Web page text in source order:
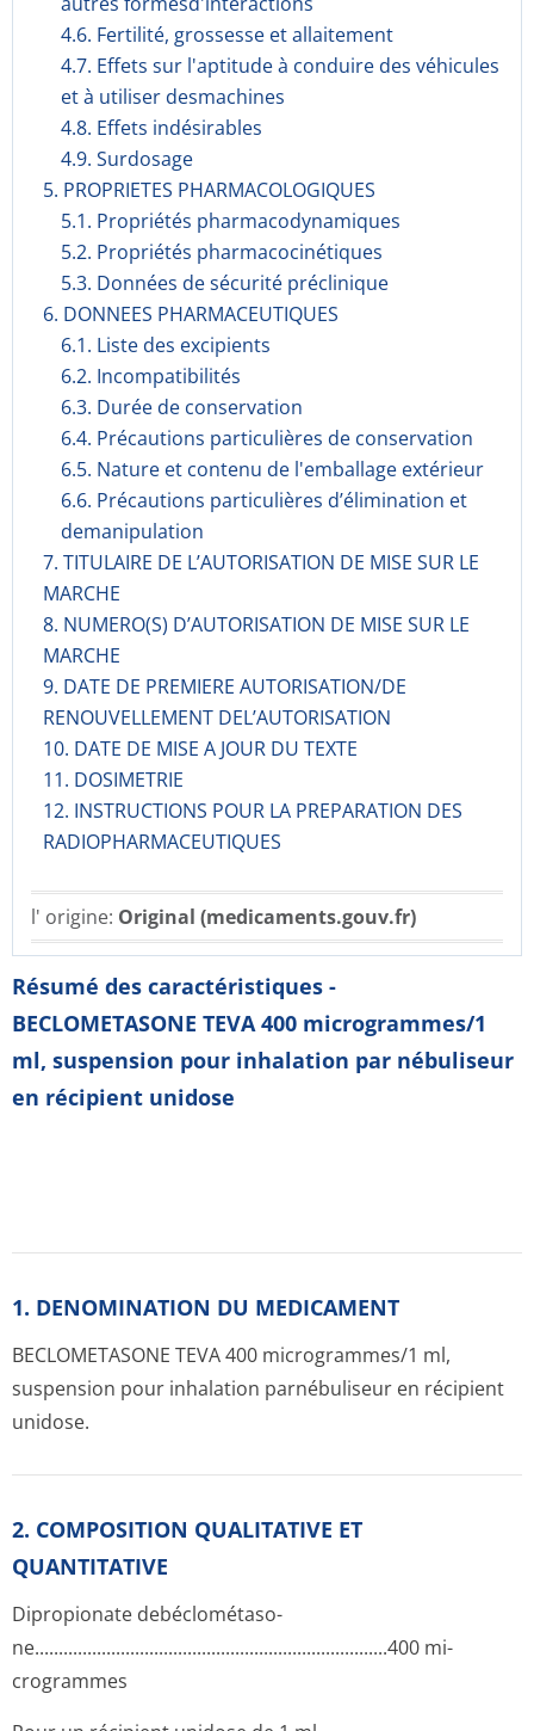
4.6. Fertilité, grossesse et allaitement
4.7. Effets sur l'aptitude à conduire des véhicules
et à utiliser desmachines
4.8. Effets indésirables
4.9. Surdosage
5. PROPRIETES PHARMACOLOGIQUES
5.1. Propriétés pharmacodynami­ques
5.2. Propriétés pharmacocinéti­ques
5.3. Données de sécurité préclinique
6. DONNEES PHARMACEUTIQUES
6.1. Liste des excipients
6.2. Incompati­bilités
6.3. Durée de conservation
6.4. Précautions particulières de conservation
6.5. Nature et contenu de l'emballage extérieur
6.6. Précautions particulières d’élimination et
demanipulation
7. TITULAIRE DE L’AUTORISATION DE MISE SUR LE
MARCHE
8. NUMERO(S) D’AUTORISATION DE MISE SUR LE
MARCHE
9. DATE DE PREMIERE AUTORISATION/DE
RENOUVELLEMENT DEL’AUTORISATION
10. DATE DE MISE A JOUR DU TEXTE
11. DOSIMETRIE
12. INSTRUCTIONS POUR LA PREPARATION DES
RADIOPHARMACE­UTIQUES
l' origine: Original (medicaments.gouv.fr)
Résumé des caractéristiques -
BECLOMETASONE TEVA 400 microgrammes/1
ml, suspension pour inhalation par nébuliseur
en récipient unidose
1. DENOMINATION DU MEDICAMENT
BECLOMETASONE TEVA 400 microgrammes/1 ml,
suspension pour inhalation parnébuliseur en récipient
unidose.
2. COMPOSITION QUALITATIVE ET
QUANTITATIVE
Dipropionate debéclométaso­
ne...........­.............­.............­.............­.............­...........400 mi­
crogrammes